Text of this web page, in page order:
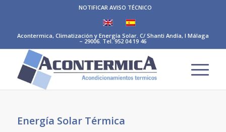
NOTIFICAR AVISO TÉCNICO
Acontermica, Climatización y Energía Solar. C/ Shanti Andía, I Málaga
– 29006. Tel. 952 04 19 46
Energía Solar Térmica